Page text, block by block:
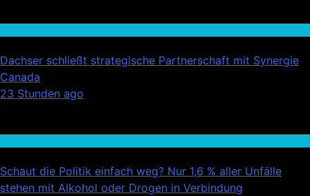
Dachser schließt strategische Partnerschaft mit Synergie
Canada
23 Stunden ago
Schaut die Politik einfach weg? Nur 1,6 % aller Unfälle
stehen mit Alkohol oder Drogen in Verbindung